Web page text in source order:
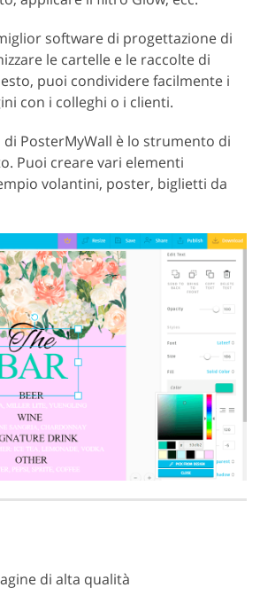
software di progettazione di
le cartelle e le raccolte di
puoi condividere facilmente i
con i colleghi o i clienti.
PosterMyWall è lo strumento di
Puoi creare vari elementi
volantini, poster, biglietti da
di alta qualità